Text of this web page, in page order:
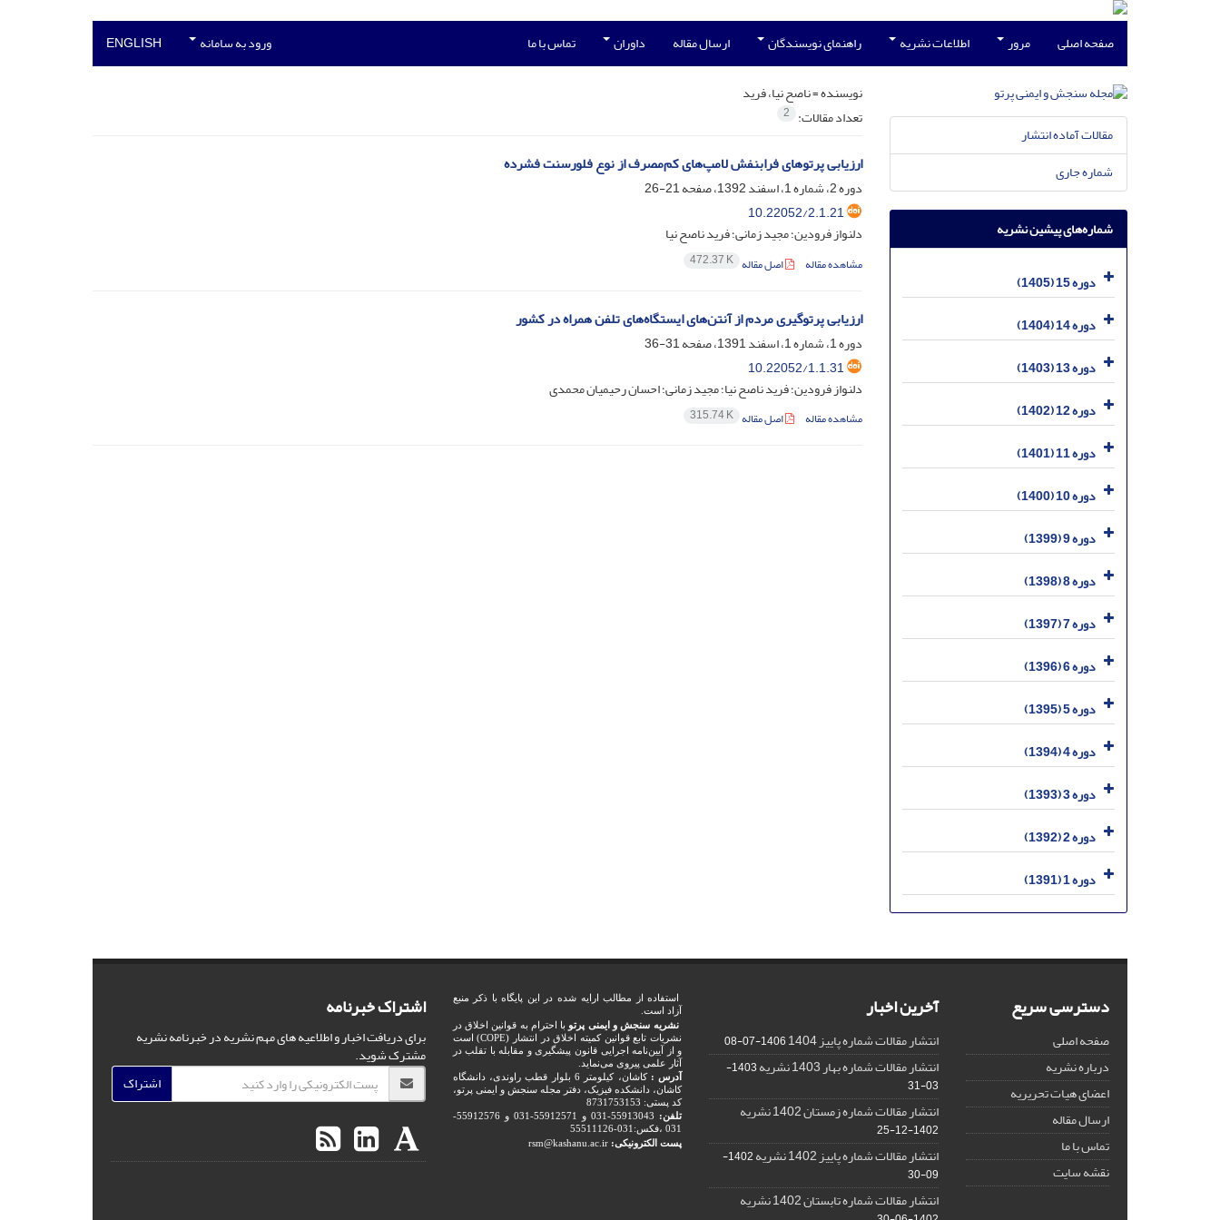
صفحه اصلی مرور اطلاعات نشریه راهنمای نویسندگان ارسال مقاله داوران تماس با ما ورود به سامانه ENGLISH
نویسنده =ناصح نیا، فرید
تعداد مقالات: 2
ارزیابی پرتوهای فرابنفش لامپ‌های کم‌مصرف از نوع فلورسنت فشرده
دوره 2، شماره 1، اسفند 1392، صفحه
21-26
10.22052/2.1.21
دلنواز فرودین؛ مجید زمانی؛ فرید ناصح نیا
مشاهده مقاله اصل مقاله 472.37 K
ارزیابی پرتوگیری مردم از آنتن‌های ایستگاه‌های تلفن همراه در کشور
دوره 1، شماره 1، اسفند 1391، صفحه
31-36
10.22052/1.1.31
دلنواز فرودین؛ فرید ناصح نیا؛ مجید زمانی؛ احسان رحیمیان محمدی
مشاهده مقاله اصل مقاله 315.74 K
مقالات آماده انتشار
شماره جاری
شماره‌های پیشین نشریه
دوره 15 (1405)
دوره 14 (1404)
دوره 13 (1403)
دوره 12 (1402)
دوره 11 (1401)
دوره 10 (1400)
دوره 9 (1399)
دوره 8 (1398)
دوره 7 (1397)
دوره 6 (1396)
دوره 5 (1395)
دوره 4 (1394)
دوره 3 (1393)
دوره 2 (1392)
دوره 1 (1391)
دسترسی سریع
صفحه اصلی
درباره نشریه
اعضای هیات تحریریه
ارسال مقاله
تماس با ما
نقشه سایت
آخرین اخبار
انتشار مقالات شماره پاییز 1404 1406-07-08
انتشار مقالات شماره بهار 1403 نشریه
1403-
03-31
انتشار مقالات شماره زمستان 1402 نشریه
1402-12-25
انتشار مقالات شماره پاییز 1402 نشریه
1402-
09-30
انتشار مقالات شماره تابستان 1402 نشریه
استفاده از مطالب ارایه شده در این پایگاه با ذکر منبع
آزاد است.
نشریه سنجش و ایمنی پرتو با احترام به قوانین اخلاق در
نشریات تابع قوانین کمیته اخلاق در انتشار (COPE) است
و از آیین‌نامه اجرایی قانون پیشگیری و مقابله با تقلب در
آثار علمی پیروی می‌نماید.
آدرس :
کاشان، کیلومتر 6 بلوار قطب راوندی، دانشگاه
کاشان، دانشکده فیزیک، دفتر مجله سنجش و ایمنی پرتو،
کد پستی: 8731753153
تلفن:
55913043-031 و 55912571-031 و 55912576-
031 ،فکس:031-55511126
پست الکترونیکی: rsm@kashanu.ac.ir
اشتراک خبرنامه
برای دریافت اخبار و اطلاعیه های مهم نشریه در خبرنامه نشریه
مشترک شوید.
اشتراک